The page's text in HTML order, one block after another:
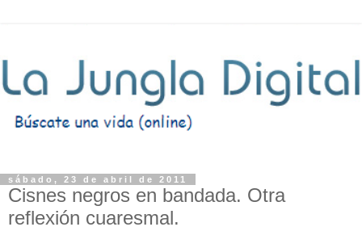
sábado, 23 de abril de 2011
Cisnes negros en bandada. Otra
reflexión cuaresmal.